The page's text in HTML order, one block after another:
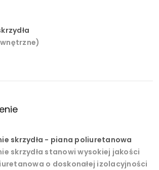
skrzydła - piana poliuretanowa
skrzydła stanowi wysokiej jakości
o doskonałej izolacyjności